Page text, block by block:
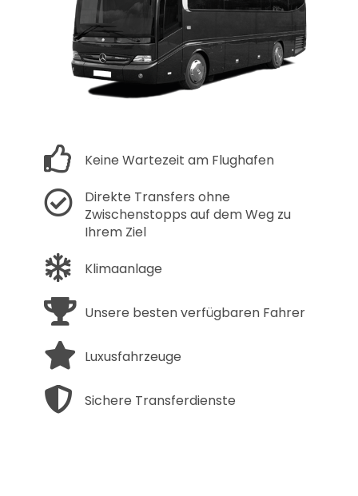
Keine Wartezeit am Flughafen
Direkte Transfers ohne
Zwischenstopps auf dem Weg zu
Ihrem Ziel
Klimaanlage
Unsere besten verfügbaren Fahrer
Luxusfahrzeuge
Sichere Transferdienste